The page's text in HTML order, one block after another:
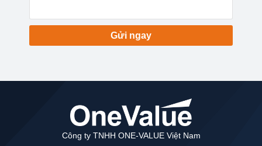
Gửi ngay
Công ty TNHH ONE-VALUE Việt Nam